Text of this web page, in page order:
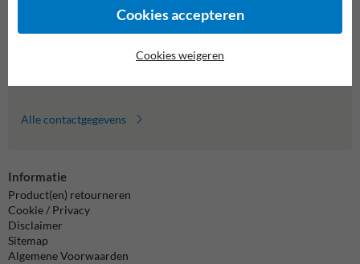
Vragen? Stuur een e-mail naarinfo@trafficsupply.be
formulier in en we reageren zo spoedig mogelijk.
Alle contactgegevens
Informatie
Product(en) retourneren
Cookie / Privacy
Disclaimer
Sitemap
Algemene Voorwaarden
Cookies accepteren
Cookies weigeren